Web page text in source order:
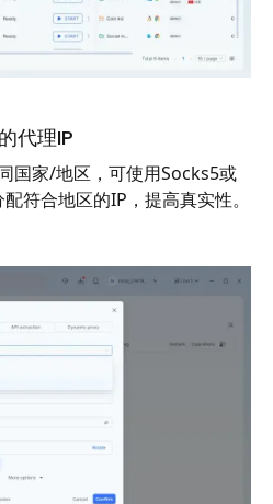
代理IP
国家/地区，可使用Socks5或
符合地区的IP，提高真实性。